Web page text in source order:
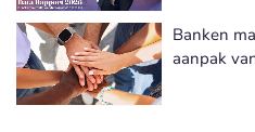
Banken
aanpak